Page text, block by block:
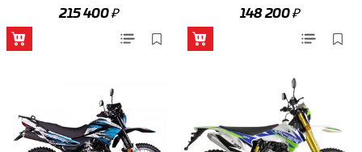
215 400₽ 148 200₽